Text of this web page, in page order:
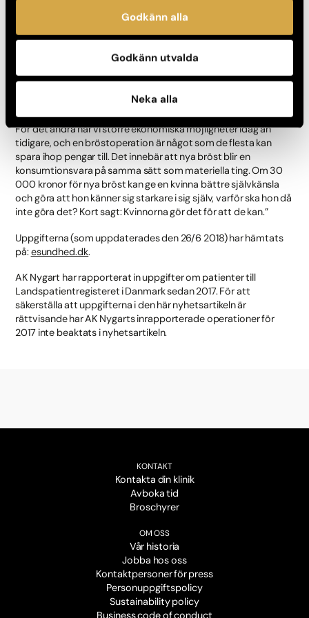
Godkänn alla
Godkänn utvalda
Neka alla
nya bröst. Tidigare var en bröstoperation inte något man
pratade högt om, men idag uppfattar vi det som mycket
tiden hör talas om kända personer som har gjort det. Det är
alltså tal om en minskad tabu och en självförstärkande
lättare är det att själv göra det.
För det andra har vi större ekonomiska möjligheter idag än
tidigare, och en bröstoperation är något som de flesta kan
spara ihop pengar till. Det innebär att nya bröst blir en
konsumtionsvara på samma sätt som materiella ting. Om 30
000 kronor för nya bröst kan ge en kvinna bättre självkänsla
och göra att hon känner sig starkare i sig själv, varför ska hon då
inte göra det? Kort sagt: Kvinnorna gör det för att de kan.”
Uppgifterna (som uppdaterades den 26/6 2018) har hämtats
på:esundhed.dk.
AK Nygart har rapporterat in uppgifter om patienter till
Landspatientregisteret i Danmark sedan 2017. För att
säkerställa att uppgifterna i den här nyhetsartikeln är
rättvisande har AK Nygarts inrapporterade operationer för
2017 inte beaktats i nyhetsartikeln.
KONTAKT
Kontakta din klinik
Avboka tid
Broschyrer
OM OSS
Vår historia
Jobba hos oss
Kontaktpersoner för press
Personuppgiftspolicy
Sustainability policy
Business code of conduct